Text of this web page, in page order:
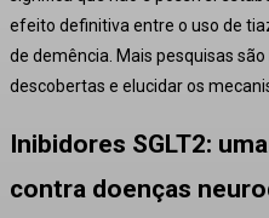
efeito definitiva entre o uso de
de demência. Mais pesquisas
descobertas e elucidar os
Inibidores SGLT2:
contra doenças